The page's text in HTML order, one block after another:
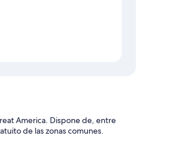
America. Dispone de, entre
de las zonas comunes.